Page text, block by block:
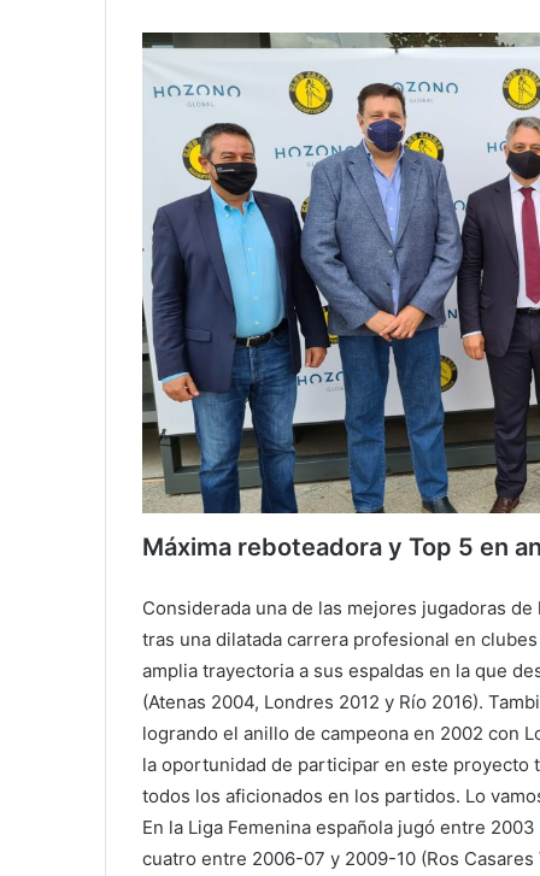
Máxima reboteadora y Top 5 en
Considerada una de las mejores jugadoras
tras una dilatada carrera profesional en
amplia trayectoria a sus espaldas en la que
(Atenas 2004, Londres 2012 y Río 2016).
logrando el anillo de campeona en 2002 con
la oportunidad de participar en este proyecto
todos los aficionados en los partidos. Lo
En la Liga Femenina española jugó entre
cuatro entre 2006-07 y 2009-10 (Ros Casares